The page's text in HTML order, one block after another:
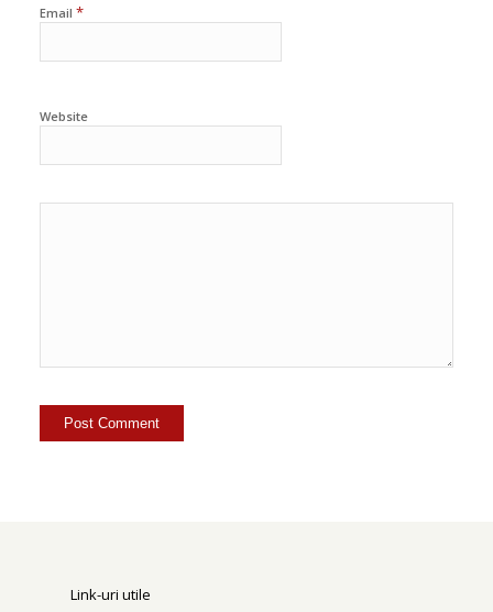
Email *
Website
Link-uri utile